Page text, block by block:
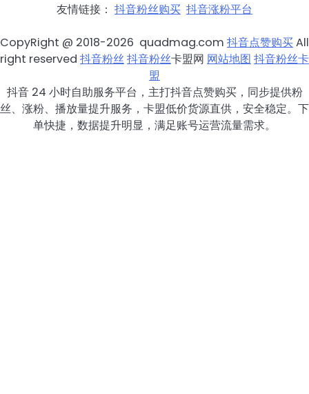
友情链接： 抖音粉丝购买 抖音涨粉平台
CopyRight @ 2018-2026 quadmag.com 抖音点赞购买All
right reserved 抖音粉丝抖音粉丝卡盟网 网站地图 抖音粉丝卡
盟
抖音 24 小时自助服务平台，主打抖音点赞购买，同步提供粉
丝、涨粉、播放量提升服务，卡盟低价货源直供，安全稳定。下
单快捷，数据提升明显，满足账号运营流量需求。